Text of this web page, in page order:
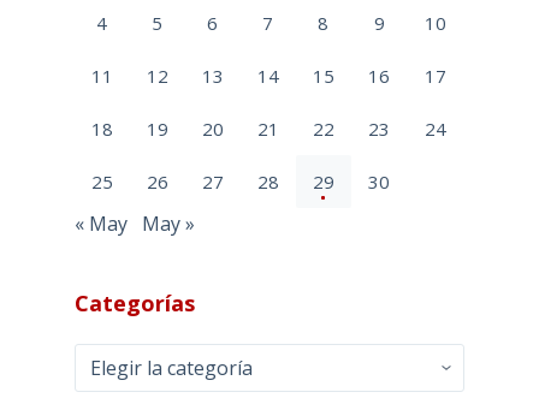
4 5 6 7 8 9 10
11 12 13 14 15 16 17
18 19 20 21 22 23 24
25 26 27 28 29 30
« May May »
Categorías
Categorías